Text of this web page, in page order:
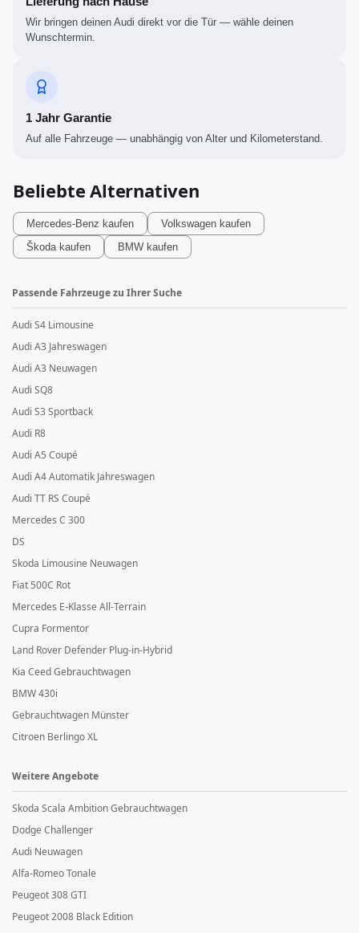
Wir bringen deinen Audi direkt vor die Tür — wähle deinen
Wunschtermin.
1 Jahr Garantie
Auf alle Fahrzeuge — unabhängig von Alter und Kilometerstand.
Beliebte Alternativen
Mercedes-Benz kaufen Volkswagen kaufen
Škoda kaufen BMW kaufen
Passende Fahrzeuge zu Ihrer Suche
Audi S4 Limousine
Audi A3 Jahreswagen
Audi A3 Neuwagen
Audi SQ8
Audi S3 Sportback
Audi R8
Audi A5 Coupé
Audi A4 Automatik Jahreswagen
Audi TT RS Coupé
Mercedes C 300
DS
Skoda Limousine Neuwagen
Fiat 500C Rot
Mercedes E-Klasse All-Terrain
Cupra Formentor
Land Rover Defender Plug-in-Hybrid
Kia Ceed Gebrauchtwagen
BMW 430i
Gebrauchtwagen Münster
Citroen Berlingo XL
Weitere Angebote
Skoda Scala Ambition Gebrauchtwagen
Dodge Challenger
Audi Neuwagen
Alfa-Romeo Tonale
Peugeot 308 GTI
Peugeot 2008 Black Edition